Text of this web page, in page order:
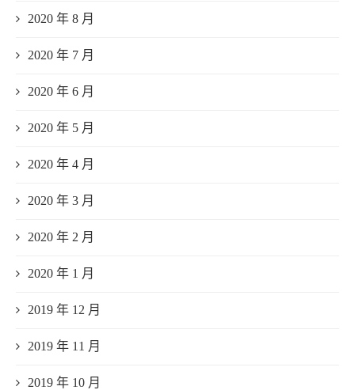
2020 年 8 月
2020 年 7 月
2020 年 6 月
2020 年 5 月
2020 年 4 月
2020 年 3 月
2020 年 2 月
2020 年 1 月
2019 年 12 月
2019 年 11 月
2019 年 10 月